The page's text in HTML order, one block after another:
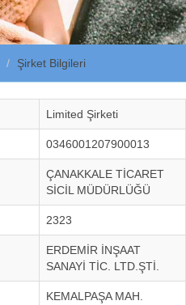
Şirket Bilgileri
Limited Şirketi
0346001207900013
ÇANAKKALE TİCARET
SİCİL MÜDÜRLÜĞÜ
2323
ERDEMİR İNŞAAT
SANAYİ TİC. LTD.ŞTİ.
KEMALPAŞA MAH.